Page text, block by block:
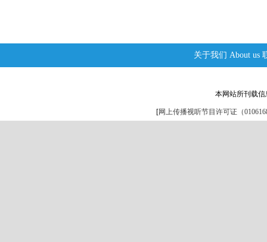
关于我们 About us
本网站所刊载
[网上传播视听节目许可证（